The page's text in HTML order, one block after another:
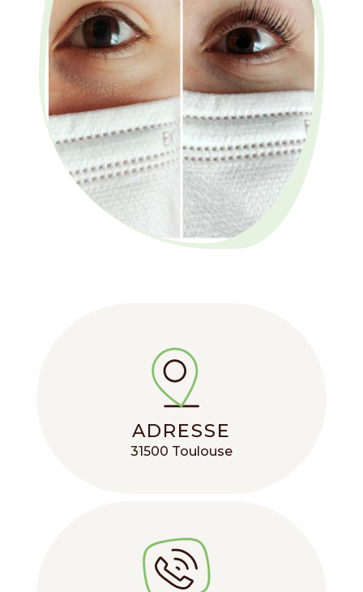
ADRESSE
31500 Toulouse